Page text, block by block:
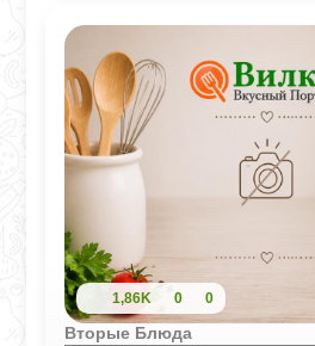
1,86K 0 0
Вторые Блюда